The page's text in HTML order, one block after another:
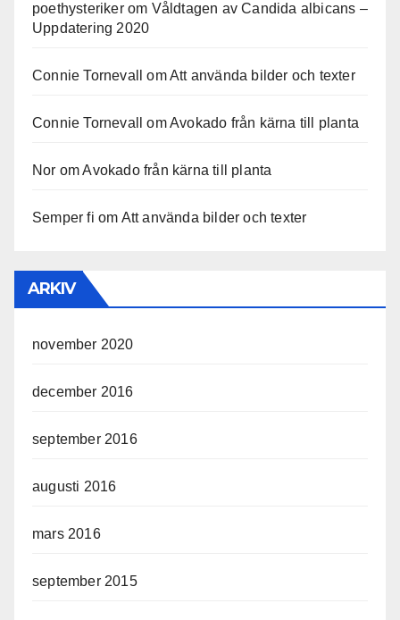
poethysterikerom Våldtagen av Candida albicans –
Uppdatering 2020
Connie Tornevall omAtt använda bilder och texter
Connie Tornevall omAvokado från kärna till planta
Nor omAvokado från kärna till planta
Semper fi om Att använda bilder och texter
ARKIV
november 2020
december 2016
september 2016
augusti 2016
mars 2016
september 2015